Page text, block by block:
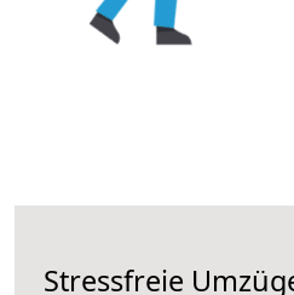
Stressfreie